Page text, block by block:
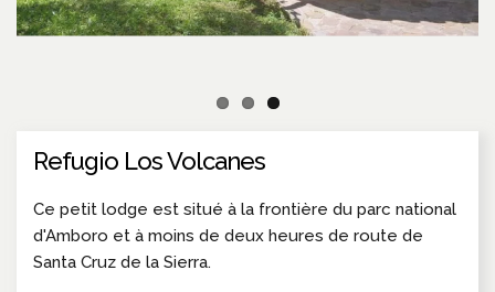
Refugio Los Volcanes
Ce petit lodge est situé à la frontière du parc national
d'Amboro et à moins de deux heures de route de
Santa Cruz de la Sierra.